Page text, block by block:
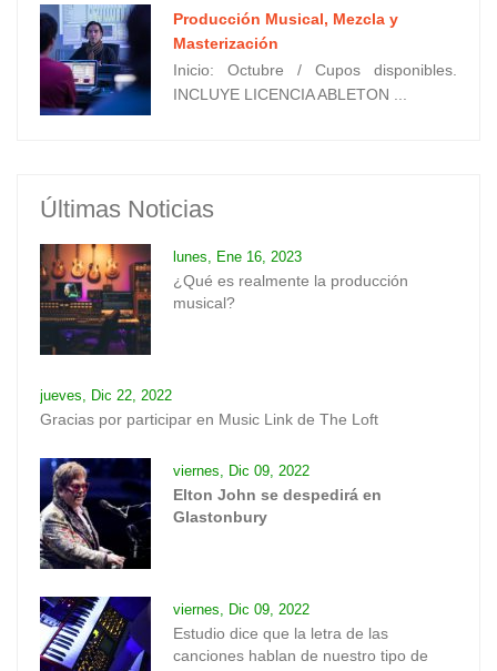
Producción Musical, Mezcla y
Masterización
Inicio: Octubre / Cupos disponibles.
INCLUYE LICENCIA ABLETON ...
Últimas Noticias
lunes, Ene 16, 2023
¿Qué es realmente la producción
musical?
jueves, Dic 22, 2022
Gracias por participar en Music Link de The Loft
viernes, Dic 09, 2022
Elton John se despedirá en
Glastonbury
viernes, Dic 09, 2022
Estudio dice que la letra de las
canciones hablan de nuestro tipo de